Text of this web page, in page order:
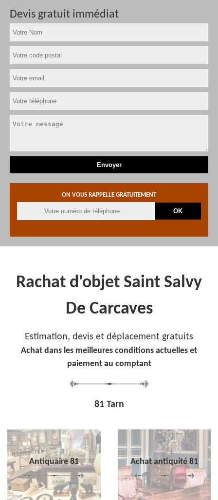
Devis gratuit immédiat
ON VOUS RAPPELLE GRATUITEMENT
Rachat d'objet Saint Salvy
De Carcaves
Estimation, devis et déplacement gratuits
Achat dans les meilleures conditions actuelles et
paiement au comptant
81 Tarn
Antiquaire 81 Achat antiquité 81